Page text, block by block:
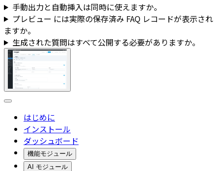
手動出力と自動挿入は同時に使えますか。
プレビュー には実際の保存済み FAQ レコードが表示され
ますか。
生成された質問はすべて公開する必要がありますか。
はじめに
インストール
ダッシュボード
機能モジュール
AI モジュール